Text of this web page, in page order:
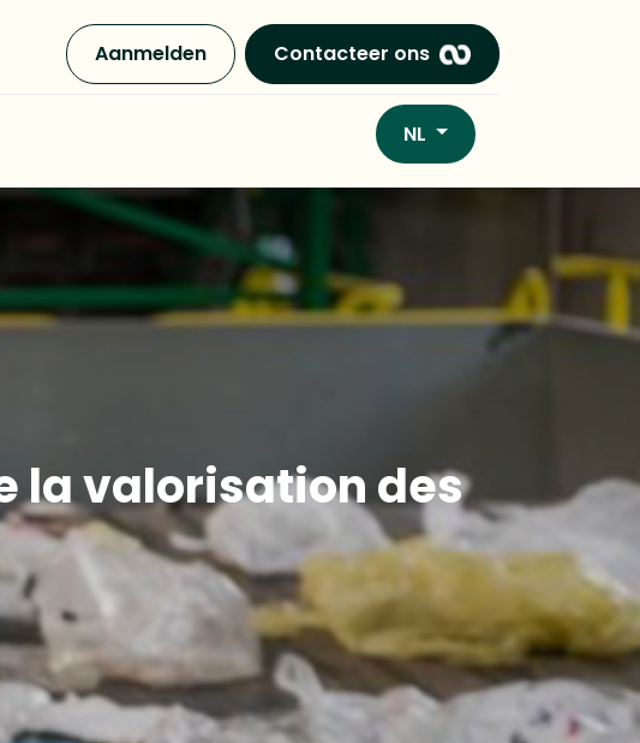
Aanmelden Contacteer ons
NL
la valorisation des